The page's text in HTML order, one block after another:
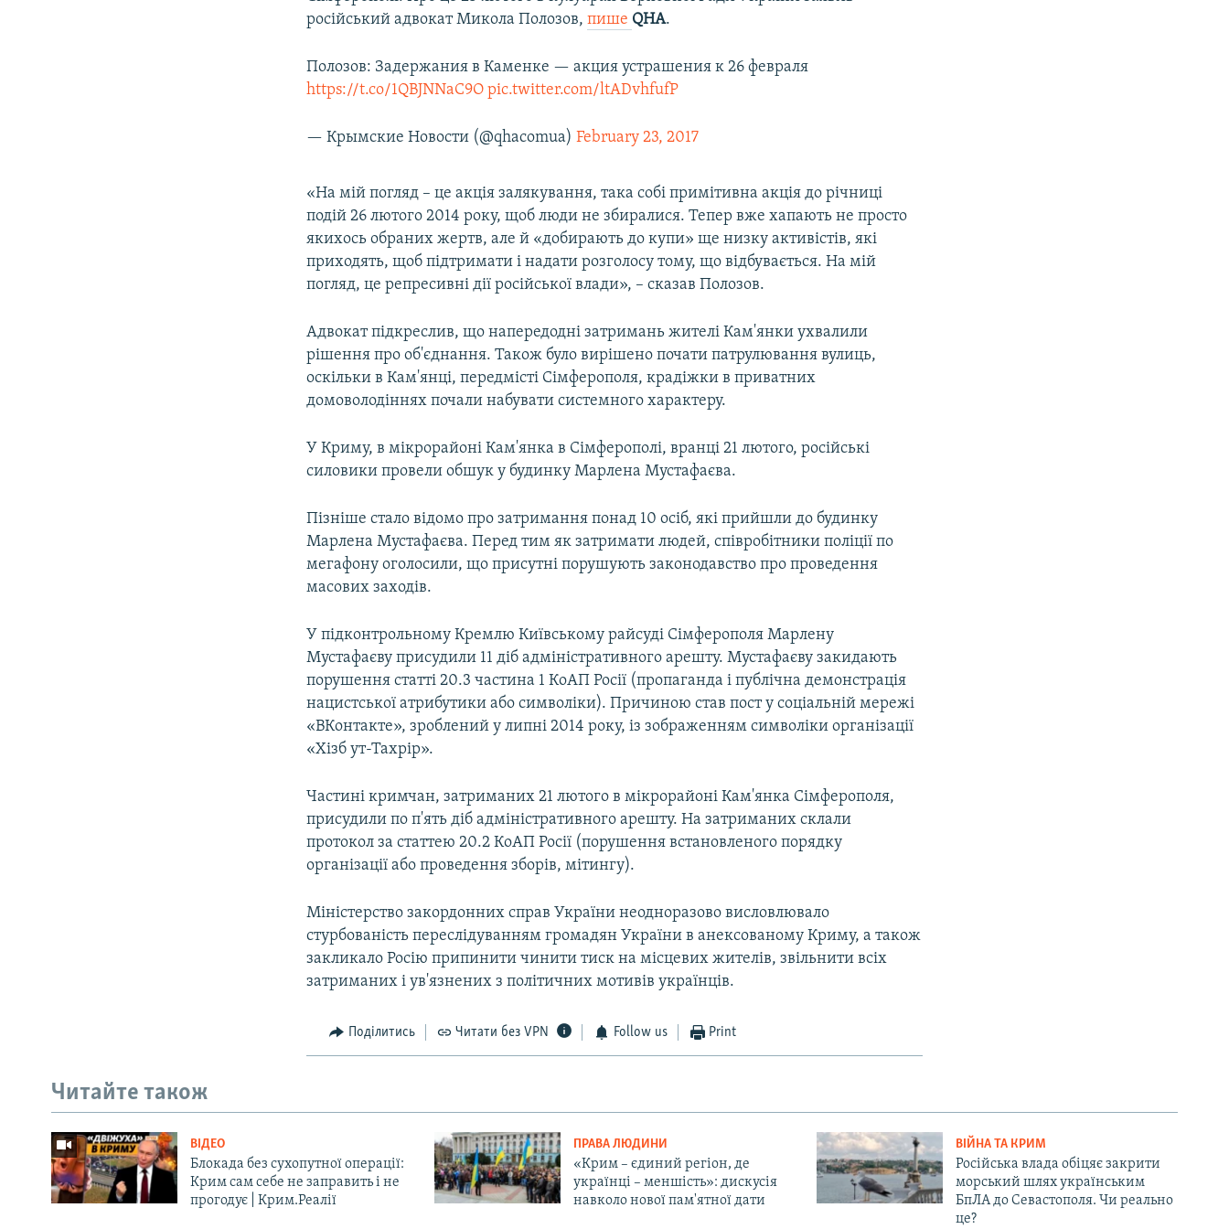
російський адвокат Микола Полозов,пише QHA.
Полозов: Задержания в Каменке — акция устрашения к 26 февраля
https://t.co/1QBJNNaC9O pic.twitter.com/ltADvhfufP
— Крымские Новости (@qhacomua)February 23, 2017
«На мій погляд – це акція залякування, така собі примітивна акція до річниці
подій 26 лютого 2014 року, щоб люди не збиралися. Тепер вже хапають не просто
якихось обраних жертв, але й «добирають до купи» ще низку активістів, які
приходять, щоб підтримати і надати розголосу тому, що відбувається. На мій
погляд, це репресивні дії російської влади», – сказав Полозов.
Адвокат підкреслив, що напередодні затримань жителі Кам'янки ухвалили
рішення про об'єднання. Також було вирішено почати патрулювання вулиць,
оскільки в Кам'янці, передмісті Сімферополя, крадіжки в приватних
домоволодіннях почали набувати системного характеру.
У Криму, в мікрорайоні Кам'янка в Сімферополі, вранці 21 лютого, російські
силовики провели обшук у будинку Марлена Мустафаєва.
Пізніше стало відомо про затримання понад 10 осіб, які прийшли до будинку
Марлена Мустафаєва. Перед тим як затримати людей, співробітники поліції по
мегафону оголосили, що присутні порушують законодавство про проведення
масових заходів.
У підконтрольному Кремлю Київському райсуді Сімферополя Марлену
Мустафаєву присудили 11 діб адміністративного арешту. Мустафаєву закидають
порушення статті 20.3 частина 1 КоАП Росії (пропаганда і публічна демонстрація
нацистської атрибутики або символіки). Причиною став пост у соціальній мережі
«ВКонтакте», зроблений у липні 2014 року, із зображенням символіки організації
«Хізб ут-Тахрір».
Частині кримчан, затриманих 21 лютого в мікрорайоні Кам'янка Сімферополя,
присудили по п'ять діб адміністративного арешту. На затриманих склали
протокол за статтею 20.2 КоАП Росії (порушення встановленого порядку
організації або проведення зборів, мітингу).
Міністерство закордонних справ України неодноразово висловлювало
стурбованість переслідуванням громадян України в анексованому Криму, а також
закликало Росію припинити чинити тиск на місцевих жителів, звільнити всіх
затриманих і ув'язнених з політичних мотивів українців.
Поділитись Читати без VPN Follow us Print
Читайте також
ВІДЕО
Блокада без сухопутної операції:
Крим сам себе не заправить і не
прогодує | Крим.Реалії
ПРАВА ЛЮДИНИ
«Крим – єдиний регіон, де
українці – меншість»: дискусія
навколо нової пам'ятної дати
ВІЙНА ТА КРИМ
Російська влада обіцяє закрити
морський шлях українським
БпЛА до Севастополя. Чи реально
це?